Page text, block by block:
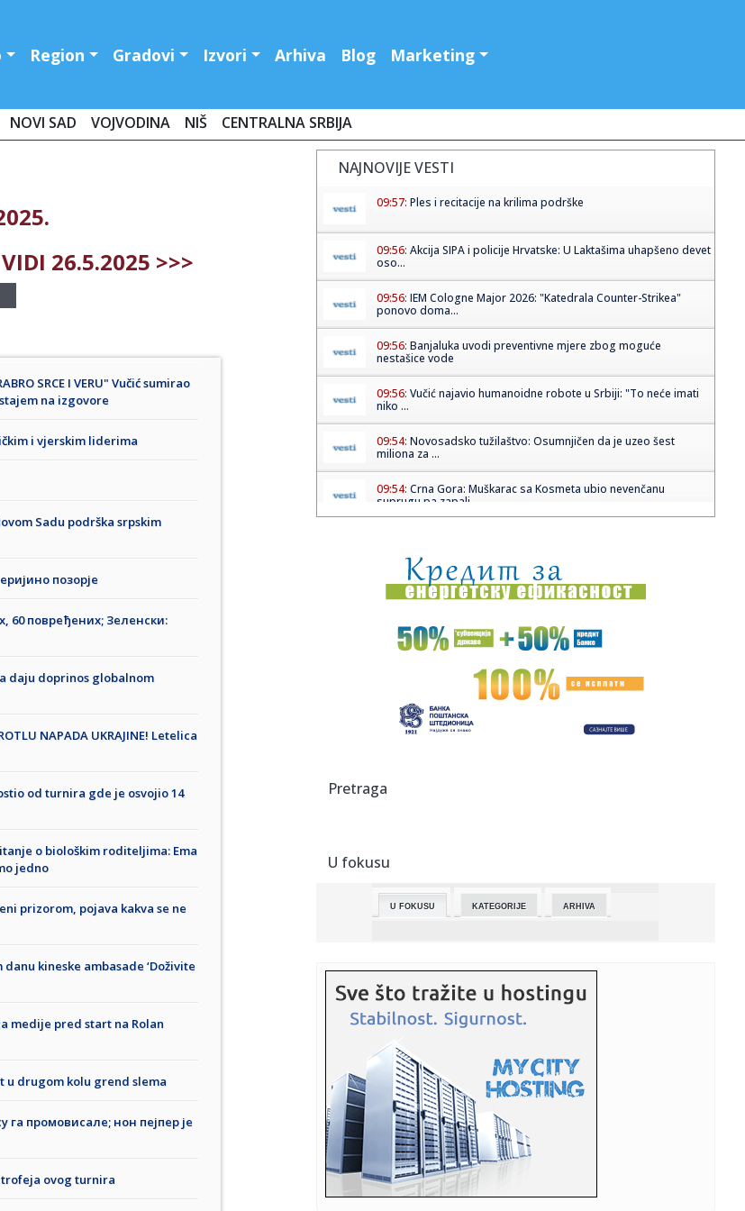
Region Gradovi Izvori Arhiva Blog Marketing
NOVI SAD VOJVODINA NIŠ CENTRALNA SRBIJA
VIDI 26.5.2025 >>>
SRCE I VERU" Vučić sumirao
na izgovore
i vjerskim liderima
Sadu podrška srpskim
позорје
60 повређених; Зеленски:
daju doprinos globalnom
NAPADA UKRAJINE! Letelica
od turnira gde je osvojio 14
o biološkim roditeljima: Ema
jedno
prizorom, pojava kakva se ne
kineske ambasade ‘Doživite
medije pred start na Rolan
u drugom kolu grend slema
промовисале; нон пејпер је
trofeja ovog turnira
NAJNOVIJE VESTI
09:57: Ples i recitacije na krilima podrške
09:56: Akcija SIPA i policije Hrvatske: U Laktašima uhapšeno devet
oso...
09:56: IEM Cologne Major 2026: "Katedrala Counter-Strikea"
ponovo doma...
09:56: Banjaluka uvodi preventivne mjere zbog moguće
nestašice vode
09:56: Vučić najavio humanoidne robote u Srbiji: "To neće imati
niko ...
09:54: Novosadsko tužilaštvo: Osumnjičen da je uzeo šest
miliona za ...
09:54: Crna Gora: Muškarac sa Kosmeta ubio nevenčanu
suprugu pa zapali...
09:53:Sombor: Pohvale za mlade matematičare iz OŠ „Miroslav
Anti...
09:52:Vremenska prognoza: Vreme danas sunčano i veoma
toplo
Besplatne radionice prve pomoći za roditelje u Novom
09:52:L&Z Get ready with us: Šta sve stignemo u dva minuta
09:45:
09:45:
Velika policijska akcija - potraga za odbeglim
09:45:J Mascis i Mike Watt razmenjuju obrade u novom split
singlu
09:44:Velika sala Pozorišta mladih zatvorena godinu dana,
kolektiv zab...
09:41:Slobodni univerzitet poziva na tribinu u Kuršumliji,
govoriće i...
09:40:Greške koje uništavaju boju automobila i kako da ih
izbegnete?
Pretraga
U fokusu
U FOKUSU KATEGORIJE ARHIVA